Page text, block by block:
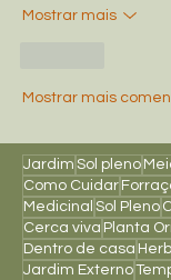
Mostrar mais
Mostrar mais
Jardim Sol pleno
Como Cuidar
Medicinal Sol Pleno
Cerca viva Planta
Dentro de casa
Jardim Externo